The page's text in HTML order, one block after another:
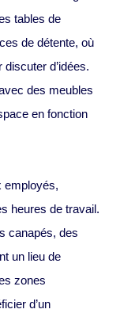
tables de
de détente, où
d’idées.
des meubles
en fonction
employés,
heures de travail.
canapés, des
un lieu de
zones
d’un